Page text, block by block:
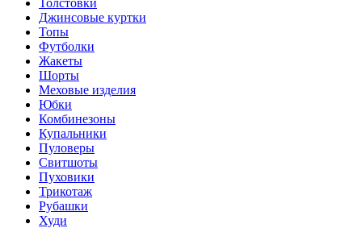
Толстовки
Джинсовые куртки
Топы
Футболки
Жакеты
Шорты
Меховые изделия
Юбки
Комбинезоны
Купальники
Пуловеры
Свитшоты
Пуховики
Трикотаж
Рубашки
Худи